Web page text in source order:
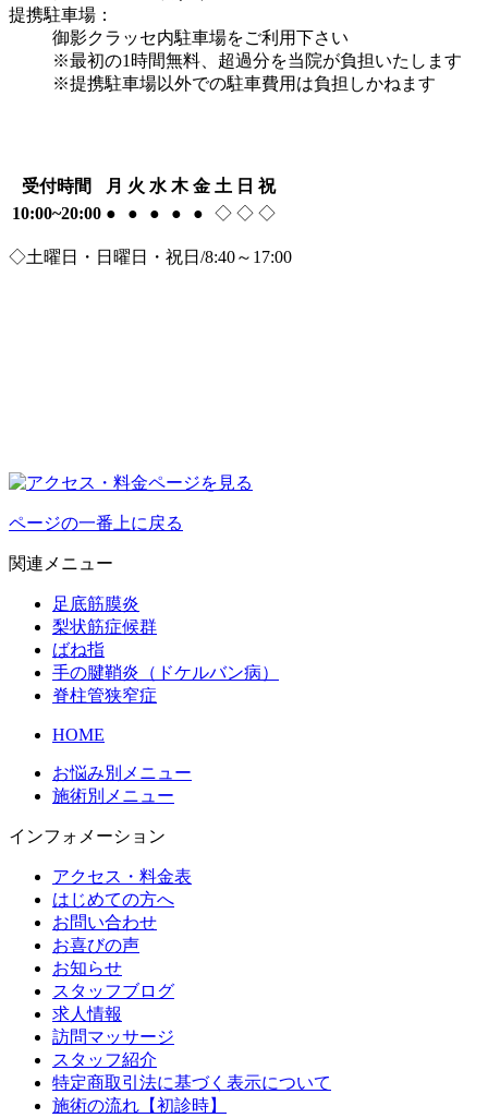
提携駐車場：
御影クラッセ内駐車場をご利用下さい
※最初の1時間無料、超過分を当院が負担いたします
※提携駐車場以外での駐車費用は負担しかねます
受付時間 月 火 水 木 金 土 日 祝
10:00~20:00 ● ● ● ● ● ◇ ◇ ◇
◇土曜日・日曜日・祝日/8:40～17:00
ページの一番上に戻る
関連メニュー
足底筋膜炎
梨状筋症候群
ばね指
手の腱鞘炎（ドケルバン病）
脊柱管狭窄症
HOME
お悩み別メニュー
施術別メニュー
インフォメーション
アクセス・料金表
はじめての方へ
お問い合わせ
お喜びの声
お知らせ
スタッフブログ
求人情報
訪問マッサージ
スタッフ紹介
特定商取引法に基づく表示について
施術の流れ【初診時】